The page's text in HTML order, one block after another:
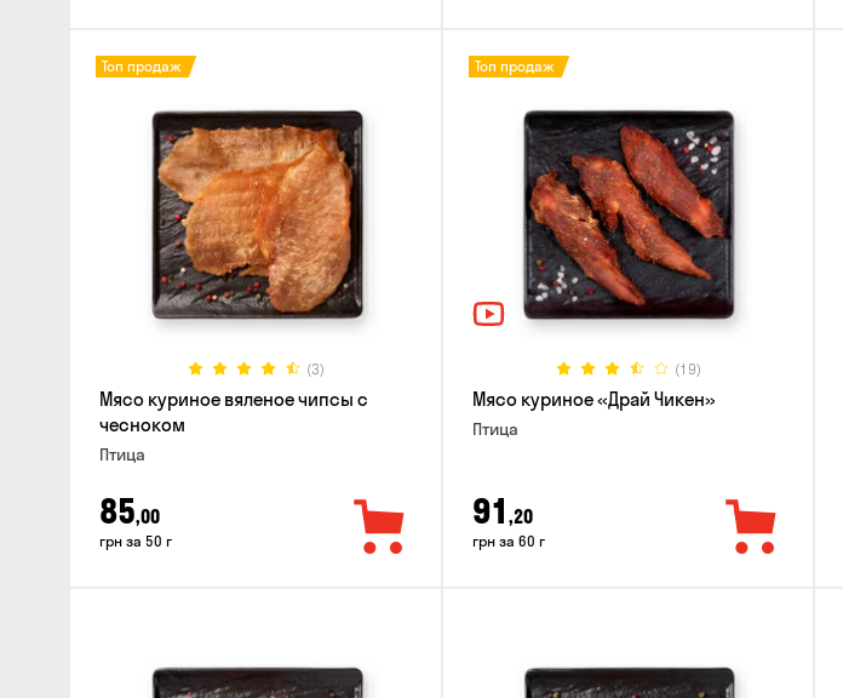
(3)
Топ продаж
Мясо куриное вяленое чипсы с
чесноком
Птица
85,00
грн за 50 г
(19)
Топ продаж
Мясо куриное «Драй Чикен»
Птица
91 ,20
грн за 60 г